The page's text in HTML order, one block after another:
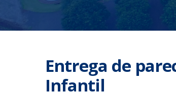
Entrega de
Infantil